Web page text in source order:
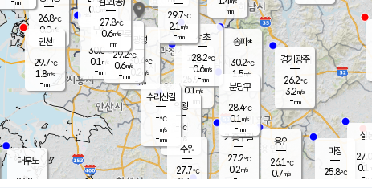
과천
25.9℃
0.1m/s
- mm
용인
26.1℃
0.7m/s
경기광주
26.2℃
3.2m/s
-mm
대부도
24.8
26.8℃
0.0m/s
-mm
mm
마장
25.8℃
의왕
- ℃
m/s
mm
0.0 m/s
mm
설봉
27.0
0.1
- mm
광명
30.4 ℃
0.2 m/s
-mm
부천
30.0℃
0.1 m/s
-mm
구로
29.2℃
0.6m/s
-mm
-mm
송파*
30.2℃
1.5m/s
-mm
서초
28.2℃
0.6m/s
-mm
기흥구갈
27.2℃
0.2m/s
-
수리산길
-℃
-m/s
-mm
분당구
28.4℃
0.1 m/s
-mm
27.8℃
0.6m/s
-mm
수원
27.7℃
0.7 m/s
인천
29.7℃
1.8m/s
-mm
29.7℃
2.1 m/s
-mm